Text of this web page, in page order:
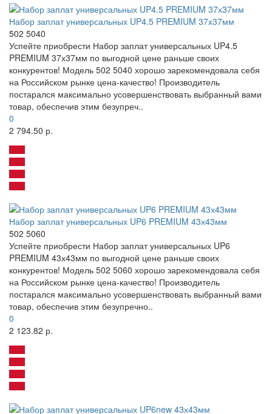
Набор заплат универсальных UP4.5 PREMIUM 37х37мм
502 5040
Успейте приобрести Набор заплат универсальных UP4.5
PREMIUM 37х37мм по выгодной цене раньше своих
конкурентов! Модель 502 5040 хорошо зарекомендовала себя
на Российском рынке цена-качество! Производитель
постарался максимально усовершенствовать выбранный вами
товар, обеспечив этим безупреч..
0
2 794.50 р.
Набор заплат универсальных UP6 PREMIUM 43х43мм
502 5060
Успейте приобрести Набор заплат универсальных UP6
PREMIUM 43х43мм по выгодной цене раньше своих
конкурентов! Модель 502 5060 хорошо зарекомендовала себя
на Российском рынке цена-качество! Производитель
постарался максимально усовершенствовать выбранный вами
товар, обеспечив этим безупречно..
0
2 123.82 р.